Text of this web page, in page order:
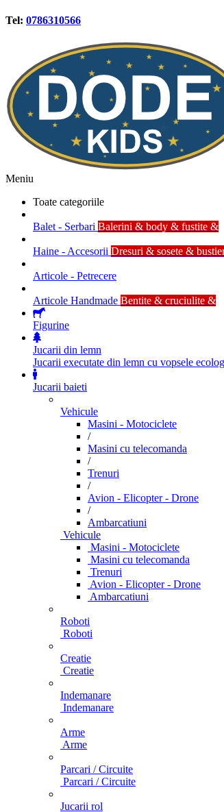
Tel: 0786310566
Meniu
Toate categoriile
Balet - Serbari Balerini & body & fustite &
Haine - Accesorii Dresuri & sosete &
Articole - Petrecere
Articole Handmade Bentite & cruciulite &
Figurine
Jucarii din lemn
Jucarii executate din lemn cu vopsele
Jucarii baieti
Vehicule
Masini - Motociclete
/
Masini cu telecomanda
/
Trenuri
/
Avion - Elicopter - Drone
/
Ambarcatiuni
Vehicule
Masini - Motociclete
Masini cu telecomanda
Trenuri
Avion - Elicopter - Drone
Ambarcatiuni
Roboti
Roboti
Creatie
Creatie
Indemanare
Indemanare
Arme
Arme
Parcari / Circuite
Parcari / Circuite
Jucarii rol